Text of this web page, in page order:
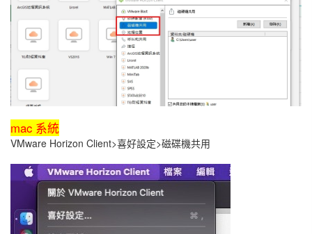
mac 系統
VMware Horizon Client>喜好設定>磁碟機共用